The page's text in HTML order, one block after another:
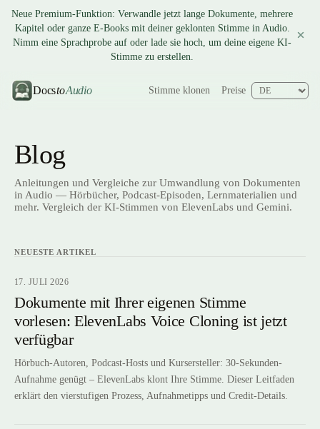
Neue Premium-Funktion: Verwandle jetzt lange Dokumente, mehrere
Kapitel oder ganze E-Books mit deiner geklonten Stimme in Audio.
Nimm eine Sprachprobe auf oder lade sie hoch, um deine eigene KI-
Stimme zu erstellen.
DocstoAudio Stimme klonen Preise
Blog
Anleitungen und Vergleiche zur Umwandlung von Dokumenten
in Audio — Hörbücher, Podcast-Episoden, Lernmaterialien und
mehr. Vergleich der KI-Stimmen von ElevenLabs und Gemini.
NEUESTE ARTIKEL
17. JULI 2026
Dokumente mit Ihrer eigenen Stimme
vorlesen: ElevenLabs Voice Cloning ist jetzt
verfügbar
Hörbuch-Autoren, Podcast-Hosts und Kursersteller: 30-Sekunden-
Aufnahme genügt – ElevenLabs klont Ihre Stimme. Dieser Leitfaden
erklärt den vierstufigen Prozess, Aufnahmetipps und Credit-Details.